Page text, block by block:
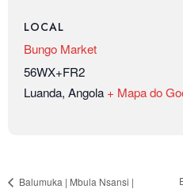
LOCAL
Bungo Market
56WX+FR2
Luanda, Angola + Mapa do
Balumuka | Mbula Nsansi |